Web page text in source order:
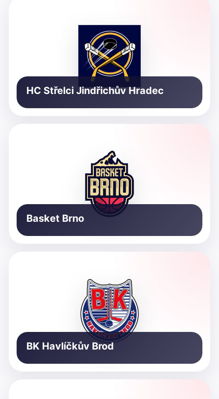
HC Střelci Jindřichův Hradec
Basket Brno
BK Havlíčkův Brod